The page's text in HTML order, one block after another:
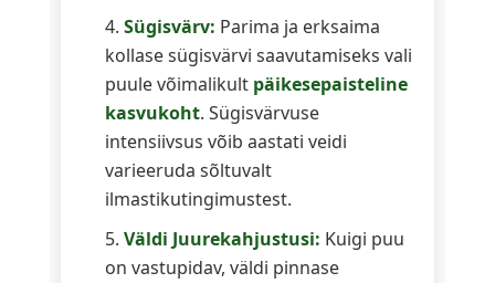
Sügisvärv: Parima ja erksaima
kollase sügisvärvi saavutamiseks vali
puule võimalikult päikesepaisteline
kasvukoht. Sügisvärvuse
intensiivsus võib aastati veidi
varieeruda sõltuvalt
ilmastikutingimustest.
Väldi Juurekahjustusi: Kuigi puu
on vastupidav, väldi pinnase